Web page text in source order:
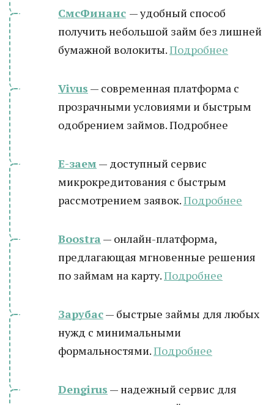
СмсФинанс — удобный способ
получить небольшой займ без лишней
бумажной волокиты.Подробнее
Vivus — современная платформа с
прозрачными условиями и быстрым
одобрением займов. Подробнее
Е-заем — доступный сервис
микрокредитования с быстрым
рассмотрением заявок.Подробнее
Boostra — онлайн-платформа,
предлагающая мгновенные решения
по займам на карту.Подробнее
Зарубас— быстрые займы для любых
нужд с минимальными
формальностями.Подробнее
Dengirus — надежный сервис для